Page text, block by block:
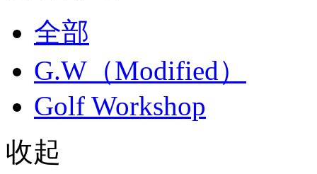
全部
G.W（Modified）
Golf Workshop
收起